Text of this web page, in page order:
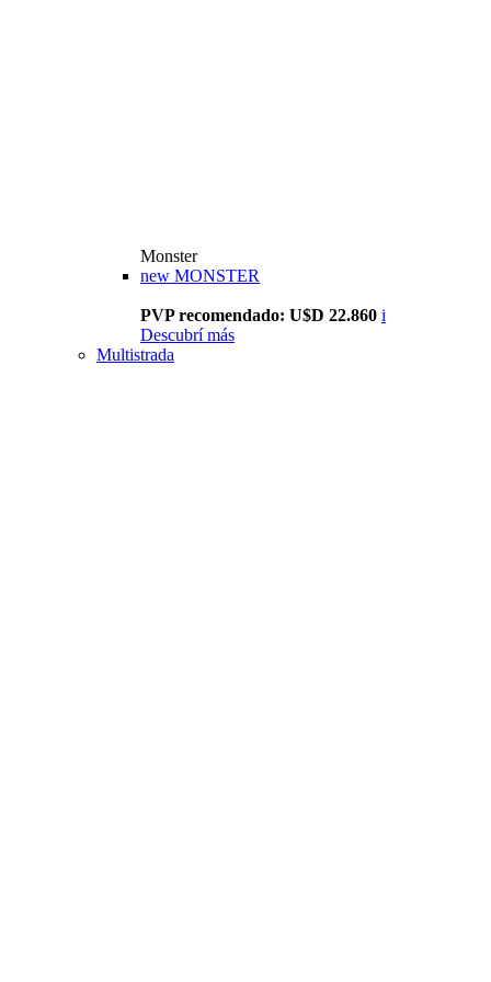
Monster
new MONSTER
PVP recomendado: U$D 22.860 i
Descubrí más
Multistrada